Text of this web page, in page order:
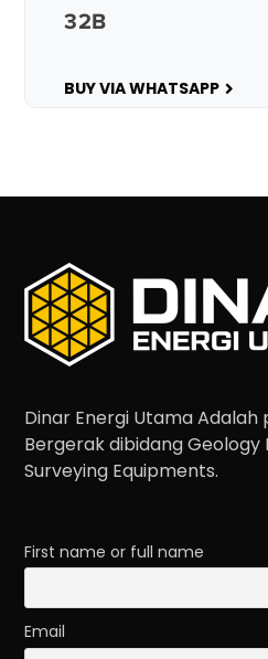
32B
BUY VIA WHATSAPP
Dinar Energi Utama Adalah
Bergerak dibidang Geology
Surveying Equipments.
First name or full name
Email